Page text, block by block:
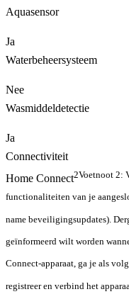
Aquasensor
Ja
Waterbeheersysteem
Nee
Wasmiddeldetectie
Ja
Connectiviteit
Home Connect2Voetnoot 2:
functionaliteiten van je
name beveiligingsupdates).
geïnformeerd wilt worden
Connect-apparaat, ga je als
registreer en verbind het